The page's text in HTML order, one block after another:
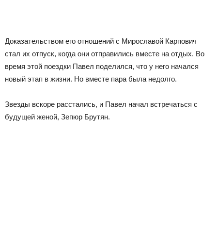
Доказательством его отношений с Мирославой Карпович
стал их отпуск, когда они отправились вместе на отдых. Во
время этой поездки Павел поделился, что у него начался
новый этап в жизни. Но вместе пара была недолго.
Звезды вскоре расстались, и Павел начал встречаться с
будущей женой, Зепюр Брутян.